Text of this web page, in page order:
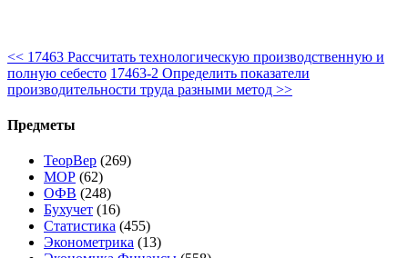
<< 17463 Рассчитать технологическую производственную и
полную себесто 17463-2 Определить показатели
производительности труда разными метод >>
Предметы
ТеорВер (269)
МОР (62)
ОФВ (248)
Бухучет (16)
Статистика (455)
Эконометрика (13)